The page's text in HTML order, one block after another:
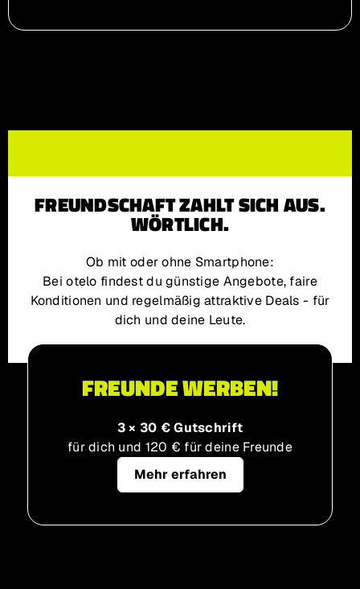
FREUNDSCHAFT ZAHLT SICH AUS.
WÖRTLICH.
Ob mit oder ohne Smartphone:
Bei otelo findest du günstige Angebote, faire
Konditionen und regelmäßig attraktive Deals - für
dich und deine Leute.
FREUNDE WERBEN!
3 × 30 € Gutschrift
für dich und 120 € für deine Freunde
Mehr erfahren